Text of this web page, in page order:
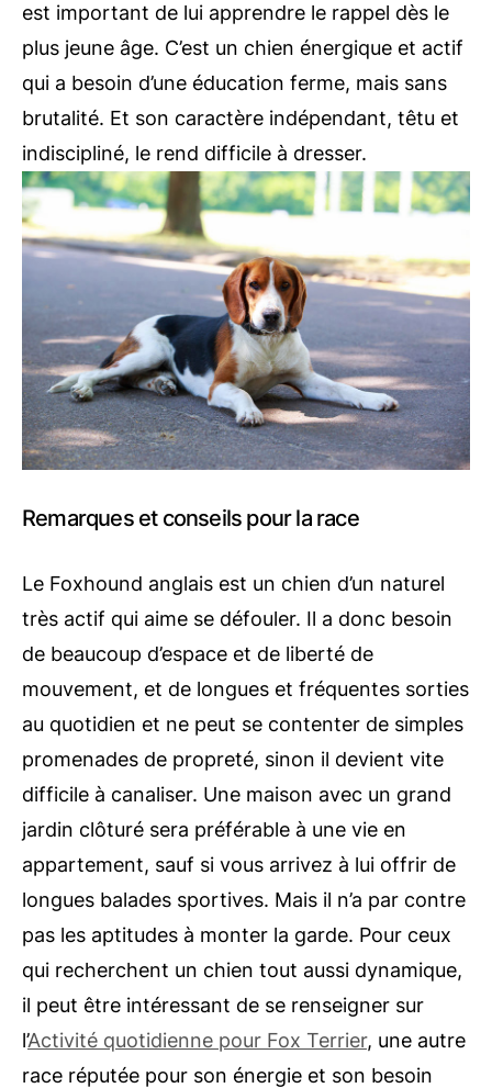
est important de lui apprendre le rappel dès le
plus jeune âge. C’est un chien énergique et actif
qui a besoin d’une éducation ferme, mais sans
brutalité. Et son caractère indépendant, têtu et
indiscipliné, le rend difficile à dresser.
Remarques et conseils pour la race
Le Foxhound anglais est un chien d’un naturel
très actif qui aime se défouler. Il a donc besoin
de beaucoup d’espace et de liberté de
mouvement, et de longues et fréquentes sorties
au quotidien et ne peut se contenter de simples
promenades de propreté, sinon il devient vite
difficile à canaliser. Une maison avec un grand
jardin clôturé sera préférable à une vie en
appartement, sauf si vous arrivez à lui offrir de
longues balades sportives. Mais il n’a par contre
pas les aptitudes à monter la garde. Pour ceux
qui recherchent un chien tout aussi dynamique,
il peut être intéressant de se renseigner sur
l’Activité quotidienne pour Fox Terrier, une autre
race réputée pour son énergie et son besoin